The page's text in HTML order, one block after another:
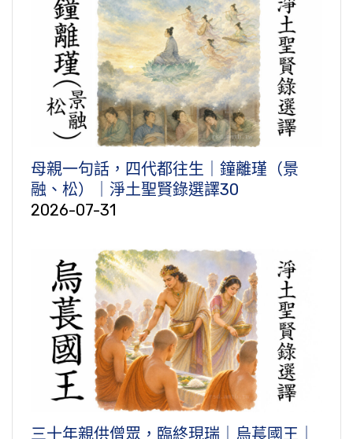
母親一句話，四代都往生｜鐘離瑾（景
融、松）｜淨土聖賢錄選譯30
2026-07-31
三十年親供僧眾，臨終現瑞｜烏萇國王｜